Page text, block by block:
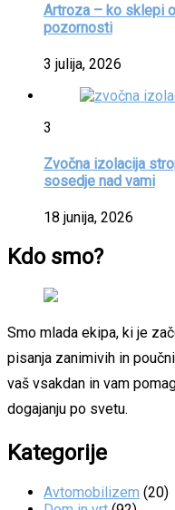
Artroza – ko sklepi
pozornosti
3 julija, 2026
3
Zvočna izolacija
sosedje nad vami
18 junija, 2026
Kdo smo?
Smo mlada ekipa, ki je
pisanja zanimivih in
vaš vsakdan in vam
dogajanju po svetu.
Kategorije
Avtomobilizem (20)